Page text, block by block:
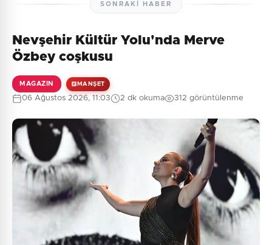
SONRAKI HABER
Nevşehir Kültür Yolu'nda Merve
Özbey coşkusu
MAGAZIN MANŞET
06 Ağustos 2026, 11:03 2 dk okuma 312 görüntülenme